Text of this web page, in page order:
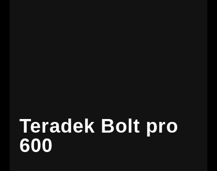
Teradek Bolt pro
600